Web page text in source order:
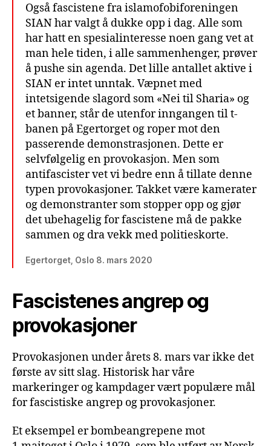
Også fascistene fra islamofobiforeningen
SIAN har valgt å dukke opp i dag. Alle som
har hatt en spesialinteresse noen gang vet at
man hele tiden, i alle sammenhenger, prøver
å pushe sin agenda. Det lille antallet aktive i
SIAN er intet unntak. Væpnet med
intetsigende slagord som «Nei til Sharia» og
et banner, står de utenfor inngangen til t-
banen på Egertorget og roper mot den
passerende demonstrasjonen. Dette er
selvfølgelig en provokasjon. Men som
antifascister vet vi bedre enn å tillate denne
typen provokasjoner. Takket være kamerater
og demonstranter som stopper opp og gjør
det ubehagelig for fascistene må de pakke
sammen og dra vekk med politieskorte.
Egertorget, Oslo 8. mars 2020
Fascistenes angrep og
provokasjoner
Provokasjonen under årets 8. mars var ikke det
første av sitt slag. Historisk har våre
markeringer og kampdager vært populære mål
for fascistiske angrep og provokasjoner.
Et eksempel er bombeangrepene mot